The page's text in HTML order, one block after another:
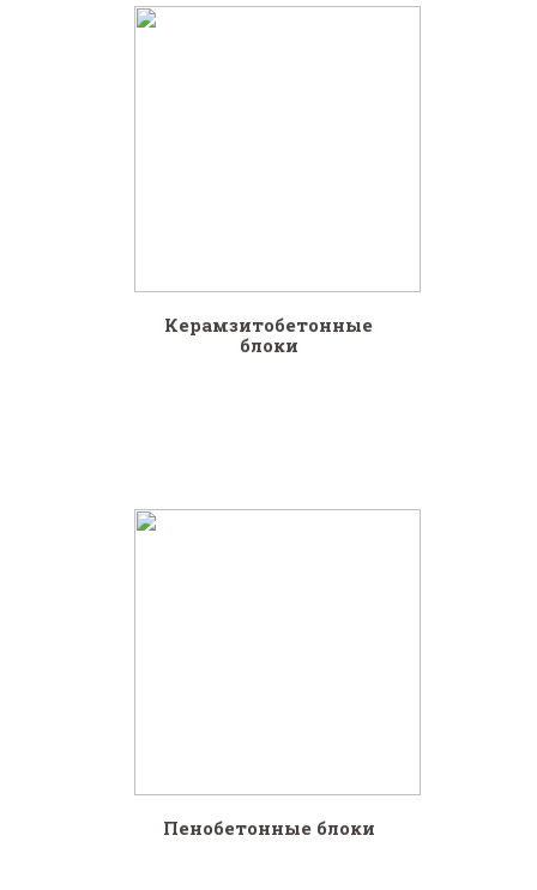
Керамзитобетонные
блоки
Пенобетонные блоки